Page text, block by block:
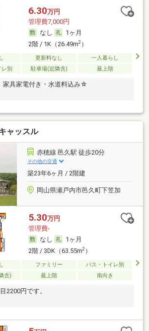
6.30万円
管理費7,000円
なし
1ヶ月
2階 / 1K（26.49m2）
更新料なし
一人暮らし
レ別
駐車場(近隣含) 最上階
家具家電付き・水道料込み☆
ャッスル
赤穂線 邑久駅 徒歩20分
その他の交通
築23年6ヶ月 / 2階建
岡山県瀬戸内市邑久町下笠加
5.30万円
管理費-
なし
1ヶ月
2階 / 3DK（63.55m2）
ファミリー
バス・トイレ別
含)
最上階 南向き
2200円です。